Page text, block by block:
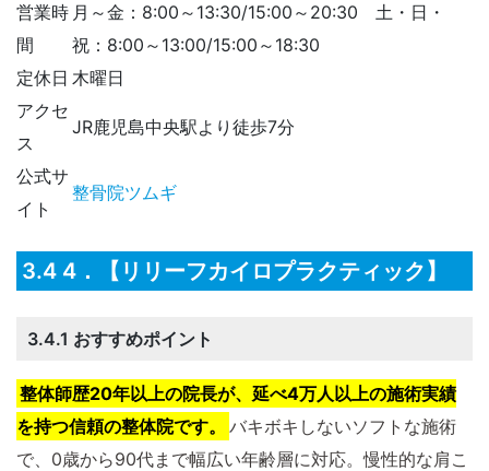
営業時
間
月～金：8:00～13:30/15:00～20:30 土・日・
祝：8:00～13:00/15:00～18:30
定休日 木曜日
アクセ
ス
JR鹿児島中央駅より徒歩7分
公式サ
イト
整骨院ツムギ
3.4 4．【リリーフカイロプラクティック】
3.4.1 おすすめポイント
整体師歴20年以上の院長が、延べ4万人以上の施術実績
を持つ信頼の整体院です。
バキボキしないソフトな施術
で、0歳から90代まで幅広い年齢層に対応。​慢性的な肩こ